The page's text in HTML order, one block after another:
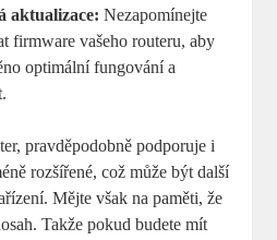
aktualizace: Nezapomínejte
firmware vašeho routeru, aby
optimální fungování a
pravděpodobně podporuje i
rozšířené, což může být další
Mějte však na paměti, že
Takže pokud budete mít